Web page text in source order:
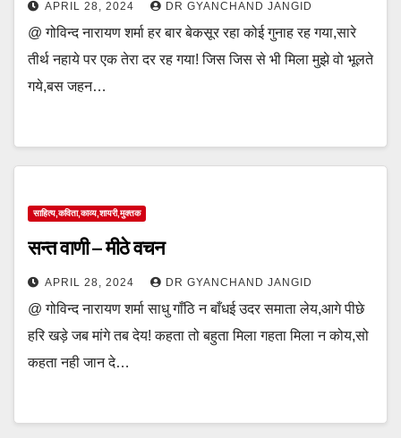
APRIL 28, 2024 DR GYANCHAND JANGID
@ गोविन्द नारायण शर्मा हर बार बेकसूर रहा कोई गुनाह रह गया,सारे
तीर्थ नहाये पर एक तेरा दर रह गया! जिस जिस से भी मिला मुझे वो भूलते
गये,बस जहन…
साहित्य,कविता,काव्य,शायरी,मुक्तक
सन्त वाणी – मीठे वचन
APRIL 28, 2024 DR GYANCHAND JANGID
@ गोविन्द नारायण शर्मा साधु गाँठि न बाँधई उदर समाता लेय,आगे पीछे
हरि खड़े जब मांगे तब देय! कहता तो बहुता मिला गहता मिला न कोय,सो
कहता नही जान दे…